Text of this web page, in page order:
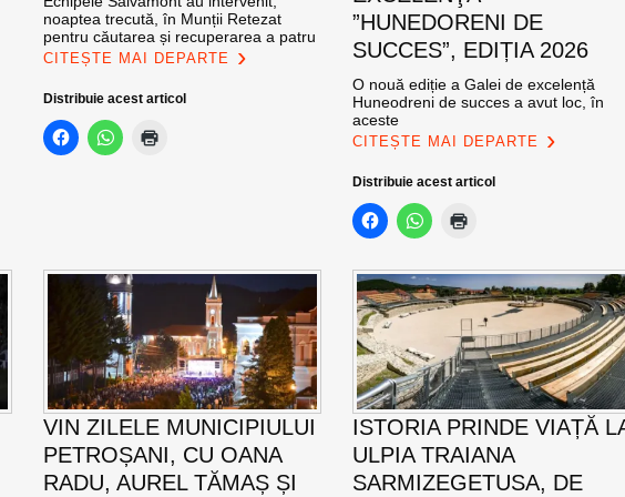
noaptea trecută, în Munții Retezat
pentru căutarea și recuperarea a patru
CITEȘTE MAI DEPARTE
Distribuie acest articol
”HUNEDORENI DE
SUCCES”, EDIȚIA 2026
O nouă ediție a Galei de excelență
Huneodreni de succes a avut loc, în
aceste
CITEȘTE MAI DEPARTE
Distribuie acest articol
VIN ZILELE MUNICIPIULUI
PETROȘANI, CU OANA
RADU, AUREL TĂMAȘ ȘI
ISTORIA PRINDE VIAȚĂ
ULPIA TRAIANA
SARMIZEGETUSA, DE